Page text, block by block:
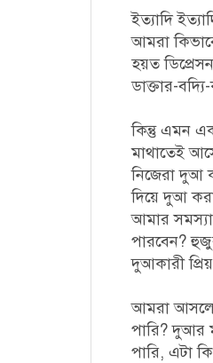
ইত্যাদি
আমরা
হয়ত
ডাক্তার-
কিন্তু এমন
মাথাতেই
নিজেরা দুআ
দিয়ে দুআ
আমার
পারবেন?
দুআকারী
আমরা
পারি? দুআর
পারি, এটা